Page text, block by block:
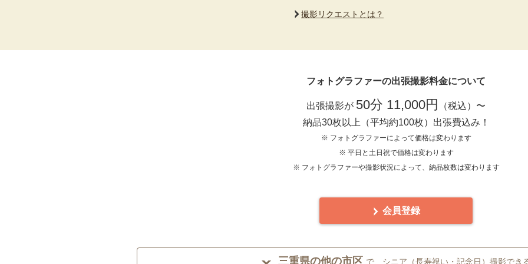
撮影リクエストとは？
フォトグラファーの出張撮影料金について
出張撮影が 50分 11,000円
（税込）〜
納品30枚以上（平均約100枚）出張費込み！
※ フォトグラファーによって価格は変わります
※ 平日と土日祝で価格は変わります
※ フォトグラファーや撮影状況によって、納品枚数は変わります
会員登録
三重県の他の市区 で、シニア（長寿祝い・記念日）撮影でき